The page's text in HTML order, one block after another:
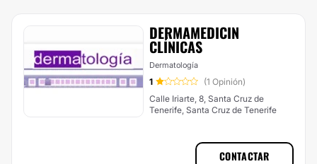
DERMAMEDICIN
CLÍNICAS
Dermatología
1
(1 Opinión)
Calle Iriarte, 8, Santa Cruz de
Tenerife, Santa Cruz de Tenerife
CONTACTAR